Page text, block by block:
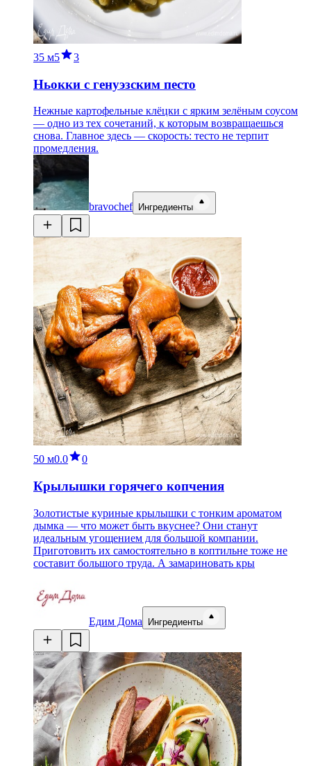
35 м5 3
Ньокки с генуэзским песто
Нежные картофельные клёцки с ярким зелёным соусом
— одно из тех сочетаний, к которым возвращаешься
снова. Главное здесь — скорость: тесто не терпит
промедления.
bravochef Ингредиенты
50 м0.0 0
Крылышки горячего копчения
Золотистые куриные крылышки с тонким ароматом
дымка — что может быть вкуснее? Они станут
идеальным угощением для большой компании.
Приготовить их самостоятельно в коптильне тоже не
составит большого труда. А замариновать кры
Едим Дома Ингредиенты